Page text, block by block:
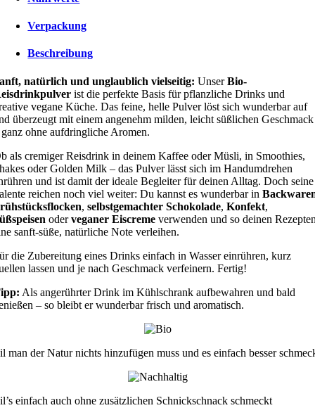
Verpackung
Beschreibung
natürlich und unglaublich vielseitig: UnserBio-
ist die perfekte Basis für pflanzliche Drinks und
vegane Küche. Das feine, helle Pulver löst sich wunderbar auf
überzeugt mit einem angenehm milden, leicht süßlichen Geschmack
ohne aufdringliche Aromen.
als cremiger Reisdrink in deinem Kaffee oder Müsli, in Smoothies,
oder Golden Milk – das Pulver lässt sich im Handumdrehen
und ist damit der ideale Begleiter für deinen Alltag. Doch seine
reichen noch viel weiter: Du kannst es wunderbar in
,selbstgemachter Schokolade,Konfekt,
oderveganer Eiscreme verwenden und so deinen
sanft-süße, natürliche Note verleihen.
die Zubereitung eines Drinks einfach in Wasser einrühren, kurz
lassen und je nach Geschmack verfeinern. Fertig!
Als angerührter Drink im Kühlschrank aufbewahren und bald
– so bleibt er wunderbar frisch und aromatisch.
man der Natur nichts hinzufügen muss und es einfach besser
einfach auch ohne zusätzlichen Schnickschnack schmeckt